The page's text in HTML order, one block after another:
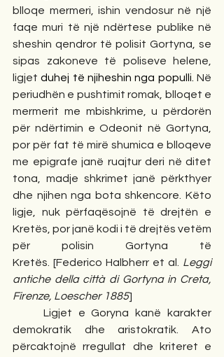
blloqe mermeri, ishin vendosur në një
faqe muri të një ndërtese publike në
sheshin qendror të polisit Gortyna, se
sipas zakoneve të poliseve helene,
ligjet duhej të njiheshin nga populli. Në
periudhën e pushtimit romak, blloqet e
mermerit me mbishkrime, u përdorën
për ndërtimin e Odeonit në Gortyna,
por për fat të mirë shumica e blloqeve
me epigrafe janë ruajtur deri në ditet
tona, madje shkrimet janë përkthyer
dhe njihen nga bota shkencore. Këto
ligje, nuk përfaqësojnë të drejtën e
Kretës, por janë kodi i të drejtës vetëm
për polisin Gortyna të
Kretës. [Federico Halbherr et al. Leggi
antiche della città di Gortyna in Creta,
Firenze, Loescher 1885]
Ligjet e Goryna kanë karakter
demokratik dhe aristokratik. Ato
përcaktojnë rregullat dhe kriteret e